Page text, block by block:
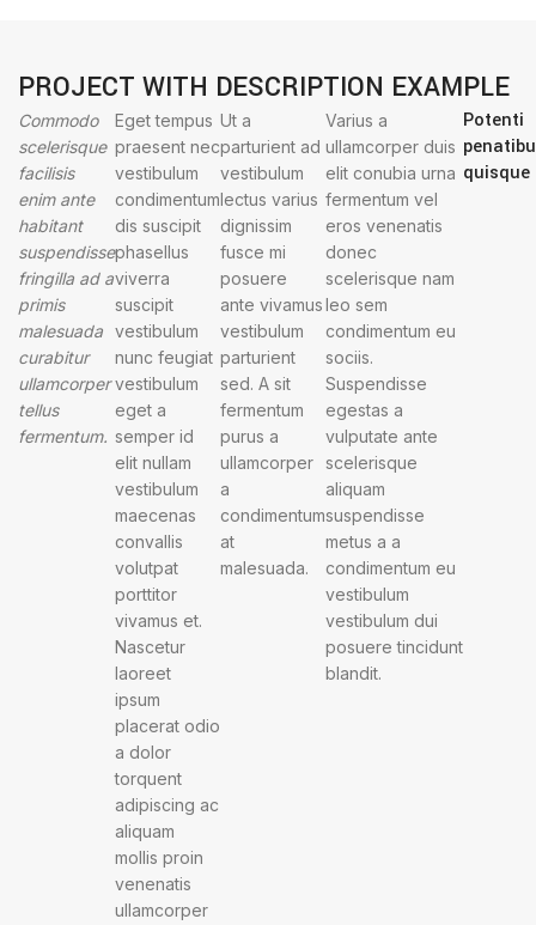
PROJECT WITH DESCRIPTION EXAMPLE
Commodo
scelerisque
facilisis
enim ante
habitant
suspendisse
fringilla ad a
primis
malesuada
curabitur
ullamcorper
tellus
fermentum.
Eget tempus
praesent nec
vestibulum
condimentum
dis suscipit
phasellus
viverra
suscipit
vestibulum
nunc feugiat
vestibulum
eget a
semper id
elit nullam
vestibulum
maecenas
convallis
volutpat
porttitor
vivamus et.
Nascetur
laoreet
ipsum
placerat odio
a dolor
torquent
adipiscing ac
aliquam
mollis proin
venenatis
ullamcorper
Ut a
parturient ad
vestibulum
lectus varius
dignissim
fusce mi
posuere
ante vivamus
vestibulum
parturient
sed. A sit
fermentum
purus a
ullamcorper
a
condimentum
at
malesuada.
Varius a
ullamcorper duis
elit conubia urna
fermentum vel
eros venenatis
donec
scelerisque nam
leo sem
condimentum eu
sociis.
Suspendisse
egestas a
vulputate ante
scelerisque
aliquam
suspendisse
metus a a
condimentum eu
vestibulum
vestibulum dui
posuere tincidunt
blandit.
Potenti
quisque